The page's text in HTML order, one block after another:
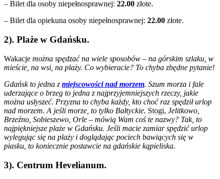
– Bilet dla osoby niepełnosprawnej: 22.00 złote.
– Bilet dla opiekuna osoby niepełnosprawnej: 22.00 złote.
2). Plaże w Gdańsku.
Wakacje można spędzać na wiele sposobów – na górskim szlaku, w
mieście, na wsi, na plaży. Co wybieracie? To chyba zbędne pytanie!
Gdańsk to jedna z miejscowości nad morzem. Szum morza i fale
uderzające o brzeg to jedna z najprzyjemniejszych rzeczy, jakie
można usłyszeć. Przyzna to chyba każdy, kto choć raz spędził urlop
nad morzem. A jeśli morze, to tylko Bałtyckie. Stogi, Jelitkowo,
Brzeźno, Sobieszewo, Orle – mówią Wam coś te nazwy? Tak, to
najpiękniejsze plaże w Gdańsku. Jeśli macie zamiar spędzić urlop
wylegując się na plaży i doglądając pociech bawiących się w
piasku, to koniecznie postawcie na gdańskie kąpieliska.
3). Centrum Hevelianum.